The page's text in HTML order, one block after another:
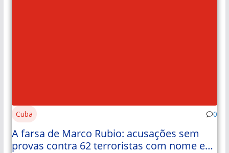
Cuba 0
A farsa de Marco Rubio: acusações sem
provas contra 62 terroristas com nome e